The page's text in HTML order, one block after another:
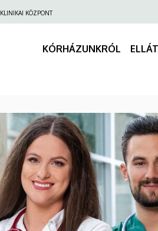
KLINIKAI KÖZPONT
KÓRHÁZUNKRÓL